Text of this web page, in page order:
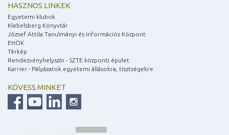
HASZNOS LINKEK
Egyetemi klubok
Klebelsberg Könyvtár
József Attila Tanulmányi és Információs Központ
EHÖK
Térkép
Rendezvényhelyszín - SZTE központi épület
Karrier - Pályázatok egyetemi állásokra, tisztségekre
KÖVESS MINKET